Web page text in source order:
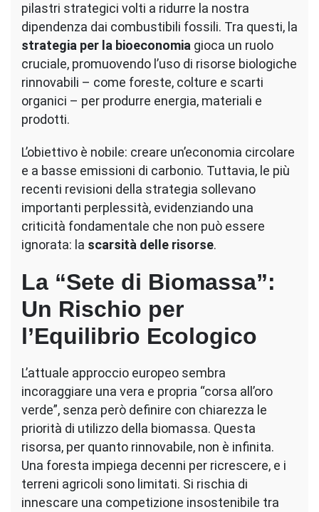
pilastri strategici volti a ridurre la nostra
dipendenza dai combustibili fossili. Tra questi, la
strategia per la bioeconomia gioca un ruolo
cruciale, promuovendo l’uso di risorse biologiche
rinnovabili – come foreste, colture e scarti
organici – per produrre energia, materiali e
prodotti.
L’obiettivo è nobile: creare un’economia circolare
e a basse emissioni di carbonio. Tuttavia, le più
recenti revisioni della strategia sollevano
importanti perplessità, evidenziando una
criticità fondamentale che non può essere
ignorata: la scarsità delle risorse.
La “Sete di Biomassa”:
Un Rischio per
l’Equilibrio Ecologico
L’attuale approccio europeo sembra
incoraggiare una vera e propria “corsa all’oro
verde”, senza però definire con chiarezza le
priorità di utilizzo della biomassa. Questa
risorsa, per quanto rinnovabile, non è infinita.
Una foresta impiega decenni per ricrescere, e i
terreni agricoli sono limitati. Si rischia di
innescare una competizione insostenibile tra